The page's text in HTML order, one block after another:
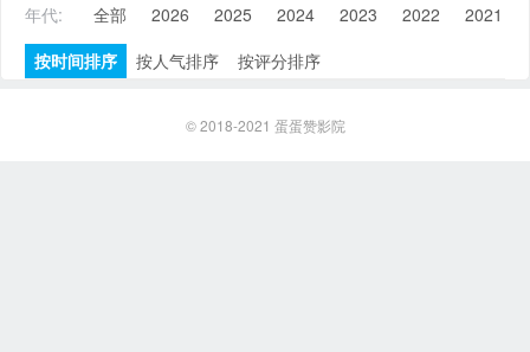
年代:
全部 2026 2025 2024 2023 2022 2021
按时间排序
按人气排序 按评分排序
© 2018-2021 蛋蛋赞影院